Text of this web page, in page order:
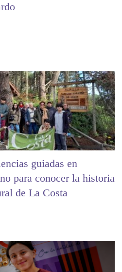
guiadas en
para conocer la historia
de La Costa